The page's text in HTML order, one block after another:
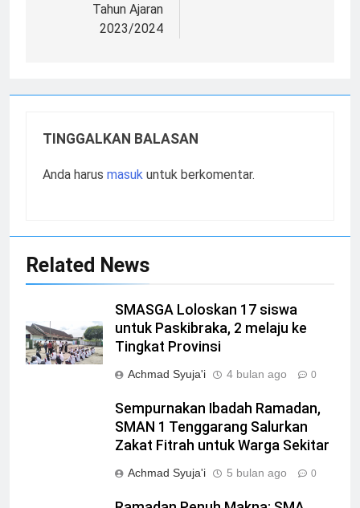
Tahun Ajaran
2023/2024
TINGGALKAN BALASAN
Anda harus masuk untuk berkomentar.
Related News
SMASGA Loloskan 17 siswa
untuk Paskibraka, 2 melaju ke
Tingkat Provinsi
Achmad Syuja'i 4 bulan ago 0
Sempurnakan Ibadah Ramadan,
SMAN 1 Tenggarang Salurkan
Zakat Fitrah untuk Warga Sekitar
Achmad Syuja'i 5 bulan ago 0